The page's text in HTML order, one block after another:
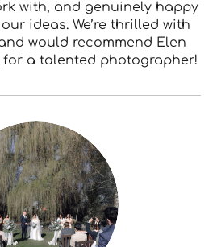
with, and genuinely happy
ideas. We’re thrilled with
would recommend Elen
a talented photographer!